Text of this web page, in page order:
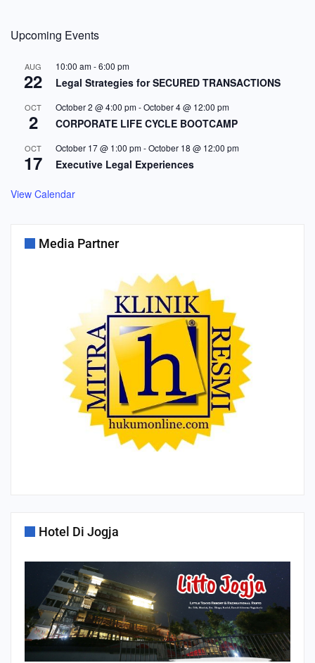
Upcoming Events
AUG
22
10:00 am-6:00 pm
Legal Strategies for SECURED TRANSACTIONS
OCT
2
October 2 @ 4:00 pm-October 4 @ 12:00 pm
CORPORATE LIFE CYCLE BOOTCAMP
OCT
17
October 17 @ 1:00 pm-October 18 @ 12:00 pm
Executive Legal Experiences
View Calendar
Media Partner
Hotel Di Jogja